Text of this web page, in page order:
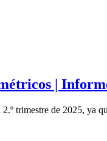
|
trimestre de 2025, ya